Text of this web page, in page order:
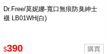
Dr.Free/莫妮娜-寬口無痕防臭紳士
襪 LB01WH(白)
$390